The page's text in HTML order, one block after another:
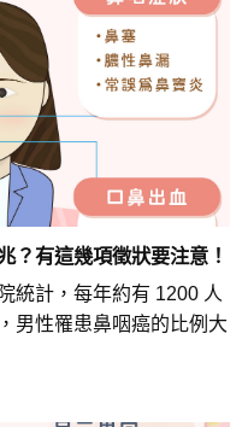
？有這幾項徵狀要注意！
統計，每年約有 1200 人
男性罹患鼻咽癌的比例大